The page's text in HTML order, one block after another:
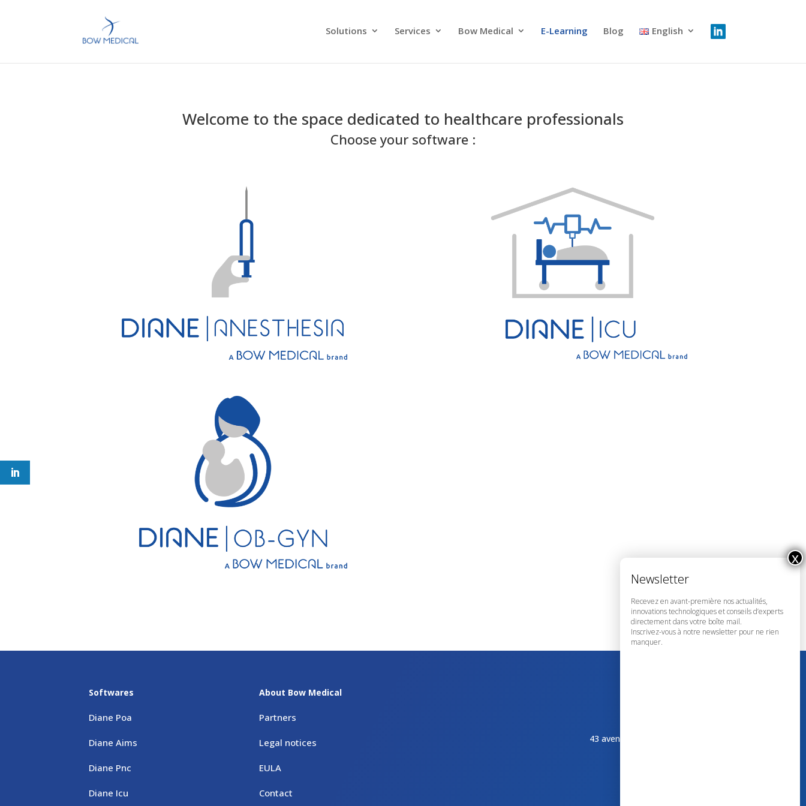
Solutions Services Bow Medical E-Learning Blog English
Welcome to the space dedicated to healthcare professionals
Choose your software :
Softwares
Diane Poa
Diane Aims
Diane Pnc
Diane Icu
About Bow Medical
Partners
Legal notices
EULA
Contact
43 avenue d’Italie – 80090 AMIENS
Recevez en avant-première nos actualités,
innovations technologiques et conseils d’experts
directement dans votre boîte mail.
Inscrivez-vous à notre newsletter pour ne rien
manquer.